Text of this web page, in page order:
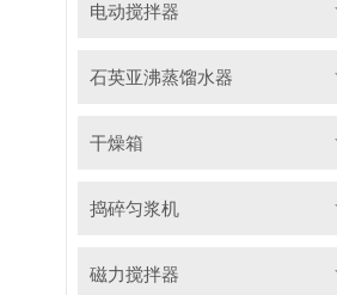
电动搅拌器
石英亚沸蒸馏水器
干燥箱
捣碎匀浆机
磁力搅拌器